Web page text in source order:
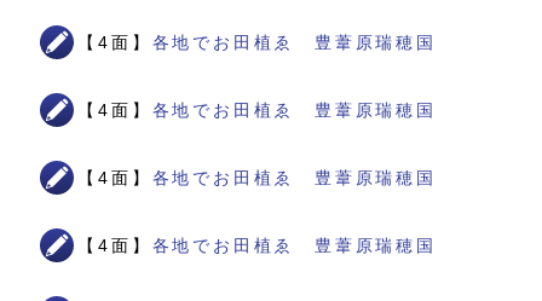
【4面】 各地でお田植ゑ 豊葦原瑞穂国
【4面】 各地でお田植ゑ 豊葦原瑞穂国
【4面】 各地でお田植ゑ 豊葦原瑞穂国
【4面】 各地でお田植ゑ 豊葦原瑞穂国